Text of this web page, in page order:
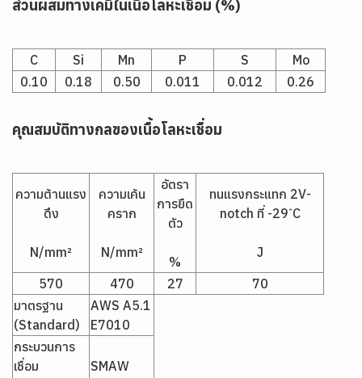
ส่วนผสมทางเคมีในเนื้อโลหะเชื่อม (%)
C Si Mn P S
Mo
0.10
0.18 0.50 0.011 0.012 0.26
คุณสมบัติทางกลของเนื้อโลหะเชื่อม
ความต้านแรง
ดึง
N/mm²
ความเค้น
คราก
N/mm²
อัตรา
การยืด
ตัว
%
ทนแรงกระแทก 2V-
notch ที่ -29 ํC
J
570
470 27
70
มาตรฐาน
(Standard)
AWS A5.1
E7010
กระบวนการ
เชื่อม
SMAW